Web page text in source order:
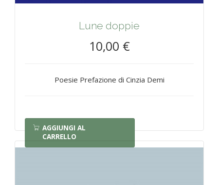
Lune doppie
10,00 €
Poesie Prefazione di Cinzia Demi
AGGIUNGI AL
CARRELLO